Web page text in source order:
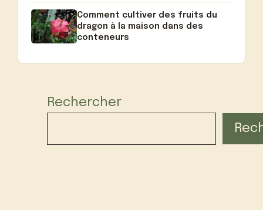
Comment cultiver des fruits du
dragon à la maison dans des
conteneurs
Rechercher